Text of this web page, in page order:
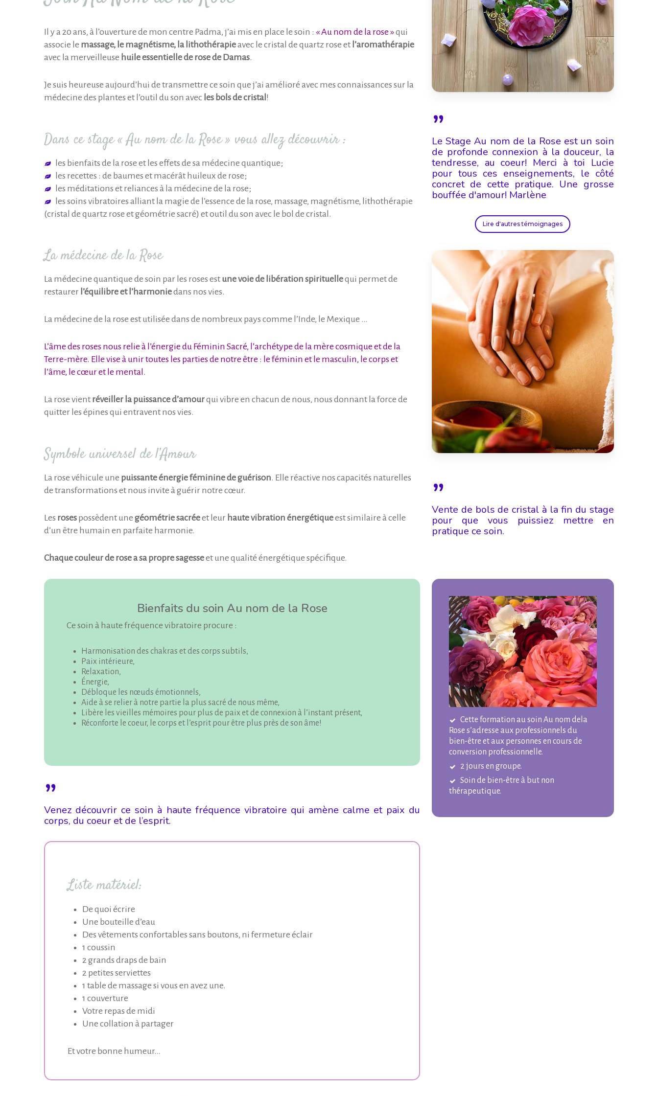
Il y a 20 ans, à l’ouverture de mon centre Padma, j’ai mis en place le soin : « Au nom de la rose »qui
associe le massage, le magnétisme, la lithothérapieavec le cristal de quartz rose et l’aromathérapie
avec la merveilleuse huile essentielle de rose de Damas.
Je suis heureuse aujourd’hui de transmettre ce soin que j’ai amélioré avec mes connaissances sur la
médecine des plantes et l’outil du son avec les bols de cristal !
Dans ce stage « Au nom de la Rose » vous allez découvrir :
les bienfaits de la rose et les effets de sa médecine quantique;
les recettes : de baumes et macérât huileux de rose;
les méditations et reliances à la médecine de la rose;
les soins vibratoires alliant la magie de l’essence de la rose, massage, magnétisme, lithothérapie
(cristal de quartz rose et géométrie sacré) et outil du son avec le bol de cristal.
La médecine de la Rose
La médecine quantique de soin par les roses est une voie de libération spirituellequi permet de
restaurer l’équilibre et l’harmoniedans nos vies.
La médecine de la rose est utilisée dans de nombreux pays comme l’Inde, le Mexique …
L’âme des roses nous relie à l’énergie du Féminin Sacré, l’archétype de la mère cosmique et de la
Terre-mère. Elle vise à unir toutes les parties de notre être : le féminin et le masculin, le corps et
l’âme, le cœur et le mental.
La rose vient réveiller la puissance d’amourqui vibre en chacun de nous, nous donnant la force de
quitter les épines qui entravent nos vies.
Symbole universel de l’Amour
La rose véhicule une puissante énergie féminine de guérison. Elle réactive nos capacités naturelles
de transformations et nous invite à guérir notre cœur.
Les roses possèdent unegéométrie sacréeet leur haute vibration énergétiqueest similaire à celle
d’un être humain en parfaite harmonie.
Chaque couleur de rose a sa propre sagesseet une qualité énergétique spécifique.
”
Le Stage Au nom de la Rose est un soin
de profonde connexion à la douceur, la
tendresse, au coeur! Merci à toi Lucie
pour tous ces enseignements, le côté
concret de cette pratique. Une grosse
bouffée d'amour! Marlène
Lire d'autres témoignages
”
Vente de bols de cristal à la fin du stage
pour que vous puissiez mettre en
pratique ce soin.
Bienfaits du soin Au nom de la Rose
Ce soin à haute fréquence vibratoire procure :
Harmonisation des chakras et des corps subtils,
Paix intérieure,
Relaxation,
Énergie,
Débloque les nœuds émotionnels,
Aide à se relier à notre partie la plus sacré de nous même,
Libère les vieilles mémoires pour plus de paix et de connexion à l’instant présent,
Réconforte le coeur, le corps et l’esprit pour être plus près de son âme!
”
Venez découvrir ce soin à haute fréquence vibratoire qui amène calme et paix du
corps, du coeur et de l’esprit.
Cette formation au soin Au nom dela
Rose s’adresse aux professionnels du
bien-être et aux personnes en cours de
conversion professionnelle.
2 jours en groupe.
Soin de bien-être à but non
thérapeutique.
Liste matériel:
De quoi écrire
Une bouteille d’eau
Des vêtements confortables sans boutons, ni fermeture éclair
1 coussin
2 grands draps de bain
2 petites serviettes
1 table de massage si vous en avez une.
1 couverture
Votre repas de midi
Une collation à partager
Et votre bonne humeur…